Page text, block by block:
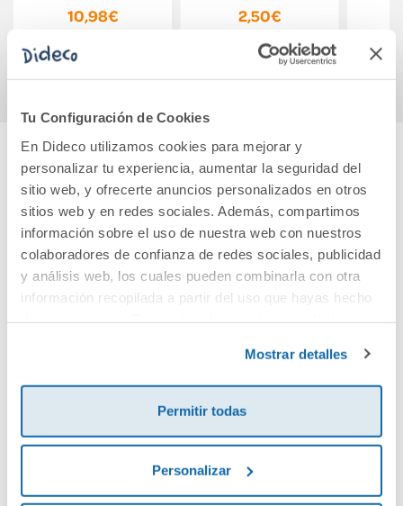
Tu Configuración de Cookies
En Dideco utilizamos cookies para mejorar y
personalizar tu experiencia, aumentar la seguridad del
sitio web, y ofrecerte anuncios personalizados en otros
sitios web y en redes sociales. Además, compartimos
información sobre el uso de nuestra web con nuestros
colaboradores de confianza de redes sociales, publicidad
y análisis web, los cuales pueden combinarla con otra
información recopilada a partir del uso que hayas hecho
Mostrar detalles
Permitir todas
Personalizar
10,98€
Comprar
2,50€
Comprar
Cuéntanos tu opinión
¡Sé el primero en valorar este producto!
Debes iniciar sesión para poder valorarlo